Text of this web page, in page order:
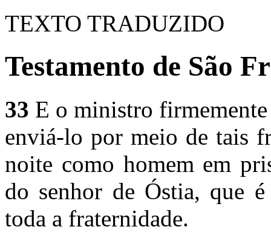
TEXTO TRADUZIDO
Testamento de São
33 E o ministro
enviá-lo por meio de tais
noite como homem em
do senhor de Óstia, que
toda a fraternidade.